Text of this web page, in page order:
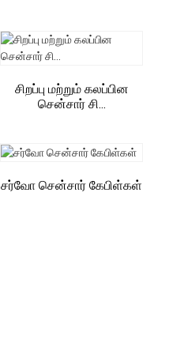
சிறப்பு மற்றும் கலப்பின
சென்சார் சி...
சர்வோ சென்சார் கேபிள்கள்